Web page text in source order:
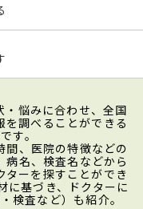
・悩みに合わせ、全国
調べることができる
す。
間、医院の特徴などの
名、検査名などから
ターを探すことができ
に基づき、ドクターに
検査など）も紹介。